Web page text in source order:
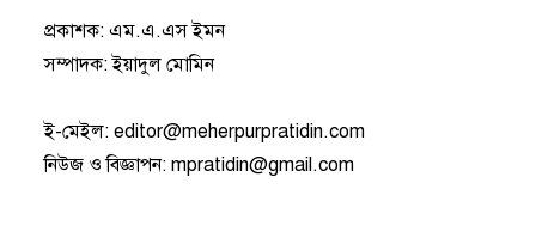
প্রকাশক: এম.এ.এস ইমন
সম্পাদক: ইয়াদুল মোমিন
ই-মেইল:editor@meherpurpratidin.com
নিউজ ও বিজ্ঞাপন:mpratidin@gmail.com